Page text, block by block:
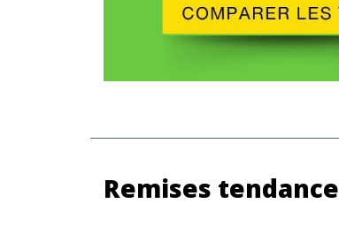
Remises tendance